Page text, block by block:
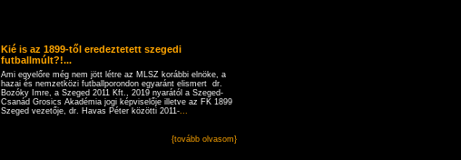
Kié is az 1899-től eredeztetett szegedi
futballmúlt?!...
Ami egyelőre még nem jött létre az MLSZ korábbi elnöke, a
hazai és nemzetközi futballporondon egyaránt elismert dr.
Bozóky Imre, a Szeged 2011 Kft., 2019 nyarától a Szeged-
Csanád Grosics Akadémia jogi képviselője illetve az FK 1899
Szeged vezetője, dr. Havas Péter közötti 2011-...
{tovább olvasom}